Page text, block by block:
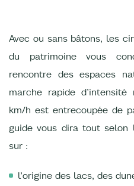
Avec ou sans bâtons, les
du patrimoine vous
rencontre des espaces
marche rapide
km/h est entrecoupée de
guide vous dira tout
sur :
l’origine des lacs, des